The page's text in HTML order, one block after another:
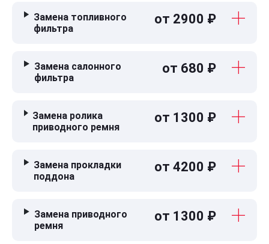
Замена топливного
фильтра
от 2900 ₽
Замена салонного
фильтра
от 680 ₽
Замена ролика
приводного ремня
от 1300 ₽
Замена прокладки
поддона
от 4200 ₽
Замена приводного
ремня
от 1300 ₽